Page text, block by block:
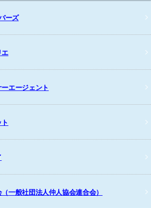
ーズ
エ
エージェント
一般社団法人仲人協会連合会）